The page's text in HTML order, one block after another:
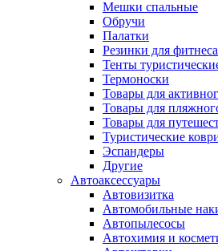
Мешки спальные
Обручи
Палатки
Резинки для фитнеса
Тенты
Термоноски
Товары для
Товары для
Товары для
Туристические
Эспандеры
Другие
Автоаксессуары
Автовизитка
Автомобильные
Автопылесосы
Автохимия и